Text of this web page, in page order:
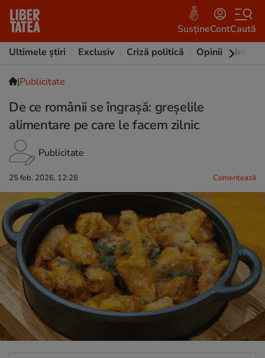
SusțineContCaută
Ultimele știri
Exclusiv Criză politică Opinii
|Publicitate
De ce românii se îngrașă: greșelile
alimentare pe care le facem zilnic
Publicitate
25 feb. 2026, 12:28 Comentează